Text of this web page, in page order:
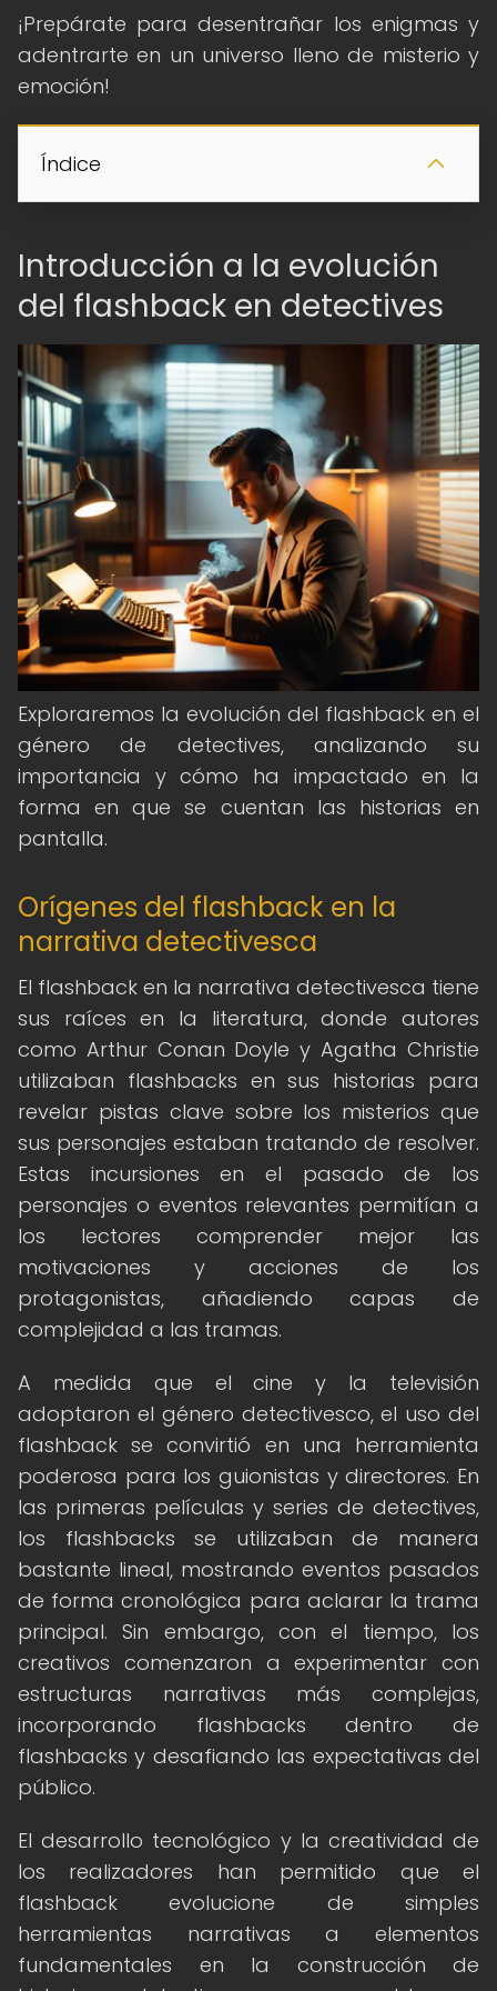
¡Prepárate para desentrañar los enigmas y
adentrarte en un universo lleno de misterio y
emoción!
Índice
Introducción a la evolución
del flashback en detectives
Exploraremos la evolución del flashback en el
género de detectives, analizando su
importancia y cómo ha impactado en la
forma en que se cuentan las historias en
pantalla.
Orígenes del flashback en la
narrativa detectivesca
El flashback en la narrativa detectivesca tiene
sus raíces en la literatura, donde autores
como Arthur Conan Doyle y Agatha Christie
utilizaban flashbacks en sus historias para
revelar pistas clave sobre los misterios que
sus personajes estaban tratando de resolver.
Estas incursiones en el pasado de los
personajes o eventos relevantes permitían a
los lectores comprender mejor las
motivaciones y acciones de los
protagonistas, añadiendo capas de
complejidad a las tramas.
A medida que el cine y la televisión
adoptaron el género detectivesco, el uso del
flashback se convirtió en una herramienta
poderosa para los guionistas y directores. En
las primeras películas y series de detectives,
los flashbacks se utilizaban de manera
bastante lineal, mostrando eventos pasados
de forma cronológica para aclarar la trama
principal. Sin embargo, con el tiempo, los
creativos comenzaron a experimentar con
estructuras narrativas más complejas,
incorporando flashbacks dentro de
flashbacks y desafiando las expectativas del
público.
El desarrollo tecnológico y la creatividad de
los realizadores han permitido que el
flashback evolucione de simples
herramientas narrativas a elementos
fundamentales en la construcción de